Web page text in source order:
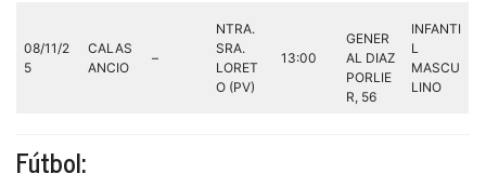
08/11/2
5
CALAS
ANCIO
–
NTRA.
SRA.
LORET
O (PV)
13:00
GENER
AL DIAZ
PORLIE
R, 56
INFANTI
L
MASCU
LINO
Fútbol: